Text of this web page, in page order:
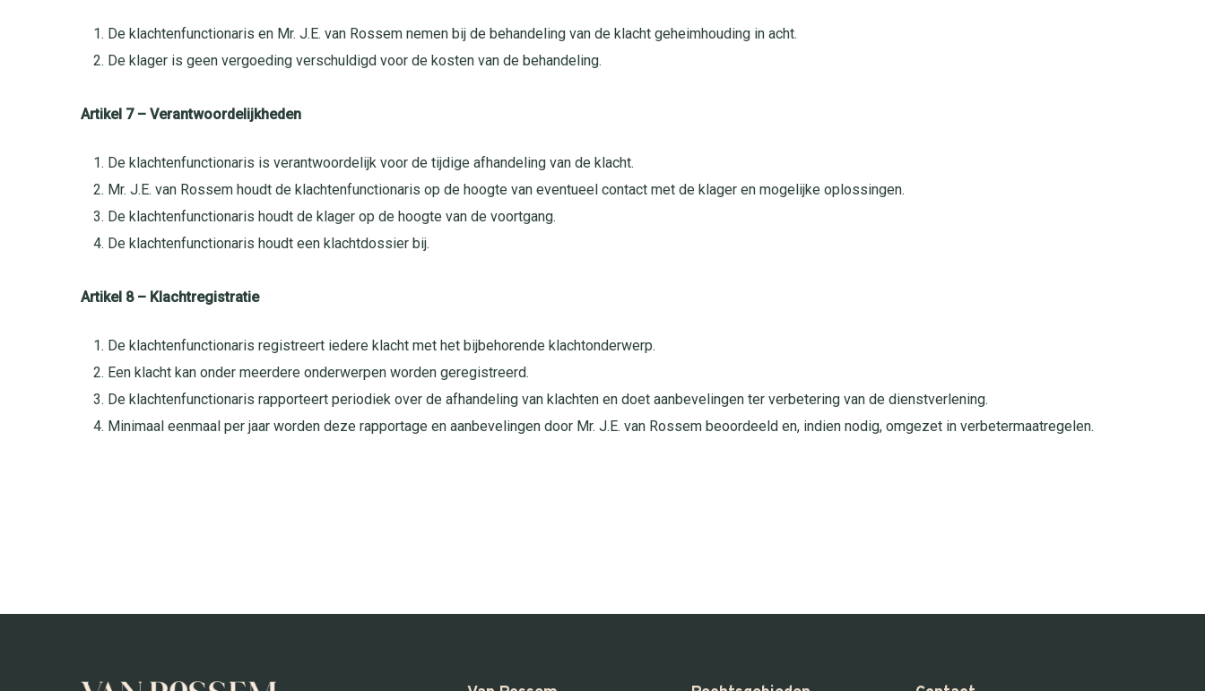
De klachtenfunctionaris en Mr. J.E. van Rossem nemen bij de behandeling van de klacht geheimhouding in acht.
De klager is geen vergoeding verschuldigd voor de kosten van de behandeling.
Artikel 7 – Verantwoordelijkheden
De klachtenfunctionaris is verantwoordelijk voor de tijdige afhandeling van de klacht.
Mr. J.E. van Rossem houdt de klachtenfunctionaris op de hoogte van eventueel contact met de klager en mogelijke oplossingen.
De klachtenfunctionaris houdt de klager op de hoogte van de voortgang.
De klachtenfunctionaris houdt een klachtdossier bij.
Artikel 8 – Klachtregistratie
De klachtenfunctionaris registreert iedere klacht met het bijbehorende klachtonderwerp.
Een klacht kan onder meerdere onderwerpen worden geregistreerd.
De klachtenfunctionaris rapporteert periodiek over de afhandeling van klachten en doet aanbevelingen ter verbetering van de dienstverlening.
Minimaal eenmaal per jaar worden deze rapportage en aanbevelingen door Mr. J.E. van Rossem beoordeeld en, indien nodig, omgezet in verbetermaatregelen.